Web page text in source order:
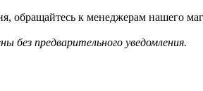
обращайтесь к менеджерам нашего
без предварительного уведомления.